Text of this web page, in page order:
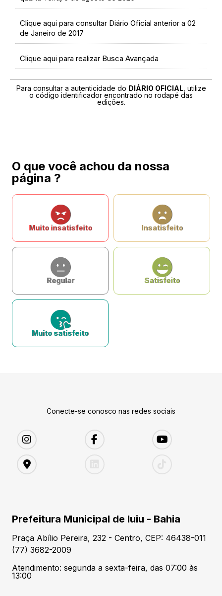
Clique aqui para consultar Diário Oficial anterior a 02
de Janeiro de 2017
Clique aqui para realizar Busca Avançada
Para consultar a autenticidade do DIÁRIO OFICIAL, utilize
o código identificador encontrado no rodapé das
edições.
O que você achou da nossa
página ?
Muito insatisfeito Insatisfeito
Regular Satisfeito
Muito satisfeito
Conecte-se conosco nas redes sociais
Prefeitura Municipal de Iuiu - Bahia
Praça Abílio Pereira, 232 - Centro, CEP: 46438-011
(77) 3682-2009
Atendimento: segunda a sexta-feira, das 07:00 às
13:00